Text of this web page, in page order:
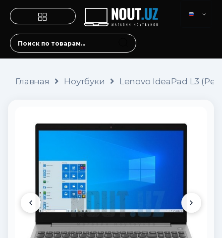
Главная Ноутбуки Lenovo IdeaPad L3